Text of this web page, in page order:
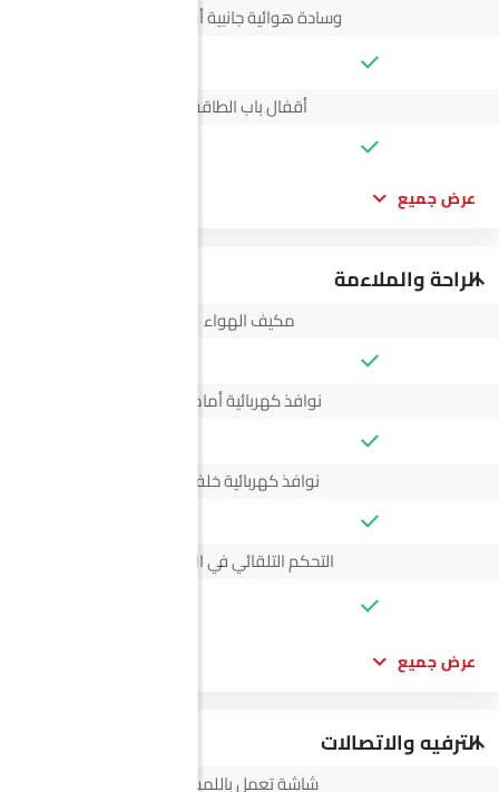
وسادة هوائية جانبية أمامية
أقفال باب الطاقة
عرض جميع
الراحة والملاءمة
مكيف الهواء
نوافذ كهربائية أمامية
نوافذ كهربائية خلفية
التحكم التلقائي في المناخ
عرض جميع
الترفيه والاتصالات
شاشة تعمل باللمس